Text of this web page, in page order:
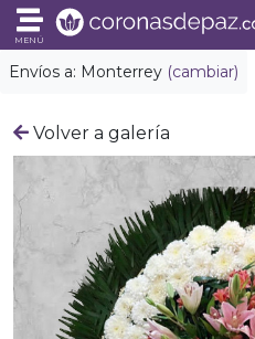
Envíos a: Monterrey (cambiar)
MENÚ
Volver a galería